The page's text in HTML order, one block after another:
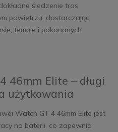
śledzenie tras
powietrzu, dostarczając
tempie i pokonanych
46mm Elite – długi
użytkowania
Watch GT 4 46mm Elite jest
na baterii, co zapewnia